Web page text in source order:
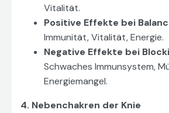
Vitalität.
Positive Effekte bei
Immunität, Vitalität, Energie.
Negative Effekte bei
Schwaches Immunsystem,
Energiemangel.
4. Nebenchakren der Knie